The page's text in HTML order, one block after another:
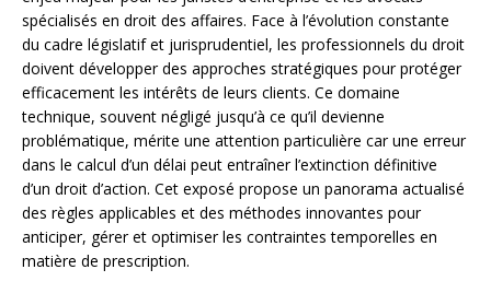
spécialisés en droit des affaires. Face à l’évolution constante
du cadre législatif et jurisprudentiel, les professionnels du droit
doivent développer des approches stratégiques pour protéger
efficacement les intérêts de leurs clients. Ce domaine
technique, souvent négligé jusqu’à ce qu’il devienne
problématique, mérite une attention particulière car une erreur
dans le calcul d’un délai peut entraîner l’extinction définitive
d’un droit d’action. Cet exposé propose un panorama actualisé
des règles applicables et des méthodes innovantes pour
anticiper, gérer et optimiser les contraintes temporelles en
matière de prescription.